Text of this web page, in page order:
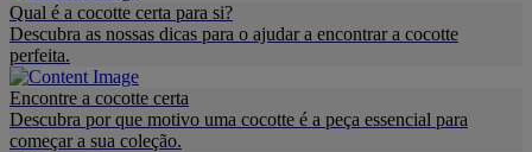
Qual é a cocotte certa para si?
Descubra as nossas dicas para o ajudar a encontrar a cocotte
perfeita.
Encontre a cocotte certa
Descubra por que motivo uma cocotte é a peça essencial para
começar a sua coleção.